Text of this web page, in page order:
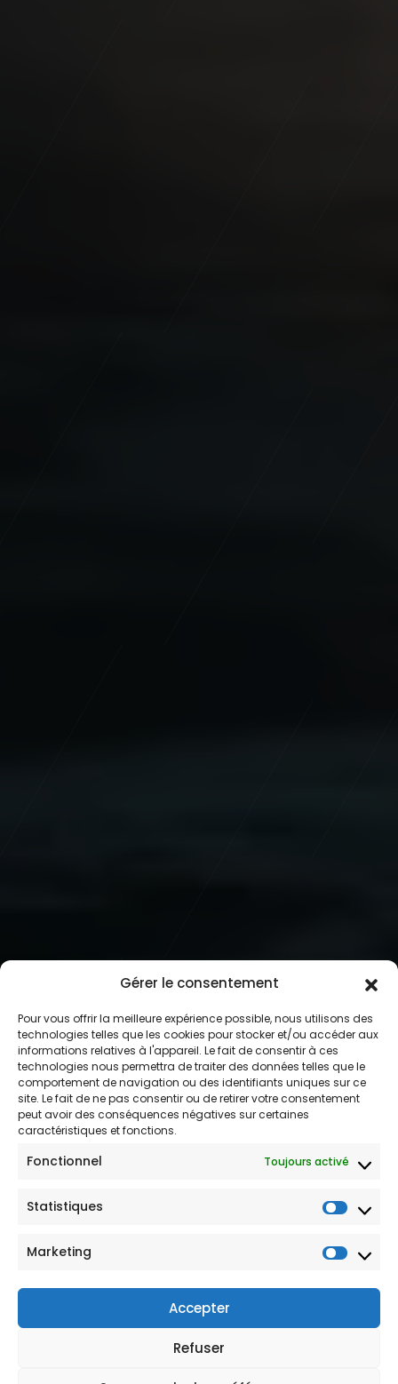
Gérer le consentement
Pour vous offrir la meilleure expérience possible, nous utilisons des
technologies telles que les cookies pour stocker et/ou accéder aux
informations relatives à l'appareil. Le fait de consentir à ces
technologies nous permettra de traiter des données telles que le
comportement de navigation ou des identifiants uniques sur ce
site. Le fait de ne pas consentir ou de retirer votre consentement
peut avoir des conséquences négatives sur certaines
caractéristiques et fonctions.
Fonctionnel Toujours activé
Statistiques
Marketing
Accepter
Refuser